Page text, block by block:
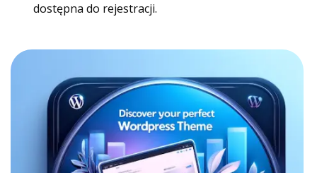
dostępna do rejestracji.